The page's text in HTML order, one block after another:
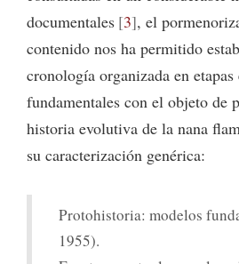
documentales 3 , el
contenido nos ha permitido
cronología organizada en
fundamentales con el objeto de
historia evolutiva de la nana
su caracterización genérica:
Protohistoria: modelos
1955).